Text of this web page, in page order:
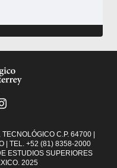
C.P. 64700 |
| TEL. +52 (81) 8358-2000
ESTUDIOS SUPERIORES
2025